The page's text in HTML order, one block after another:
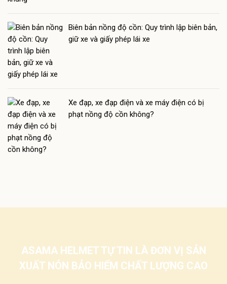
Biên bản nồng độ cồn: Quy trình lập biên bản,
giữ xe và giấy phép lái xe
Xe đạp, xe đạp điện và xe máy điện có bị
phạt nồng độ cồn không?
ASAMA HELMET TỰ TIN LÀ ĐƠN VỊ SẢN
XUẤT NÓN BẢO HIỂM CHẤT LƯỢNG CAO